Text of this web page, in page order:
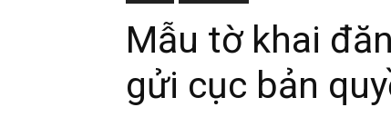
Mẫu tờ khai
gửi cục bản